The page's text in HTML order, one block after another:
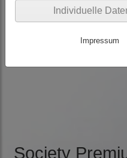
Society
Individuelle
Impressum